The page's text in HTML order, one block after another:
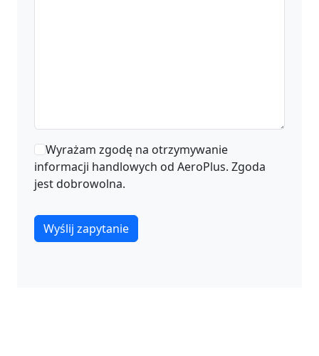
Wyrażam zgodę na otrzymywanie
informacji handlowych od AeroPlus. Zgoda
jest dobrowolna.